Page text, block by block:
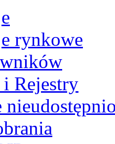
rynkowe
Rejestry